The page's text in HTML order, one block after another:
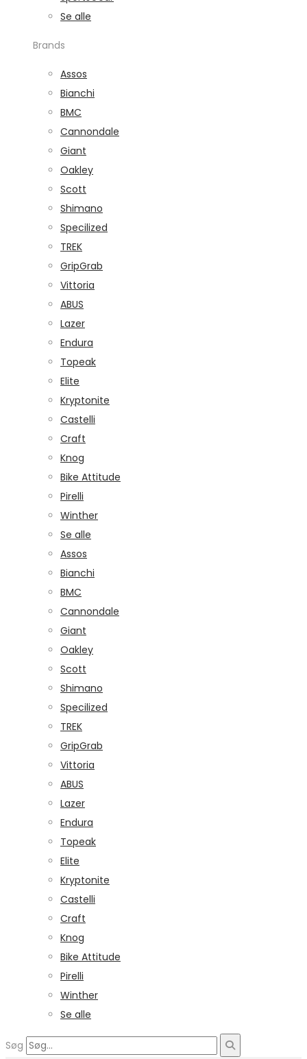
Se alle
Brands
Assos
Bianchi
BMC
Cannondale
Giant
Oakley
Scott
Shimano
Specilized
TREK
GripGrab
Vittoria
ABUS
Lazer
Endura
Topeak
Elite
Kryptonite
Castelli
Craft
Knog
Bike Attitude
Pirelli
Winther
Se alle
Assos
Bianchi
BMC
Cannondale
Giant
Oakley
Scott
Shimano
Specilized
TREK
GripGrab
Vittoria
ABUS
Lazer
Endura
Topeak
Elite
Kryptonite
Castelli
Craft
Knog
Bike Attitude
Pirelli
Winther
Se alle
Søg